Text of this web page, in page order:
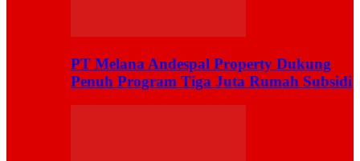
PT Melana Andespal Property Dukung
Penuh Program Tiga Juta Rumah Subsidi